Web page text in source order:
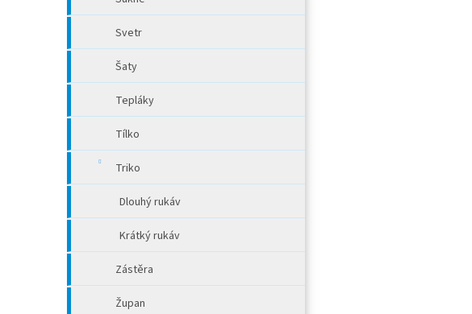
Svetr
Šaty
Tepláky
Tílko
Triko
Dlouhý rukáv
Krátký rukáv
Zástěra
Župan